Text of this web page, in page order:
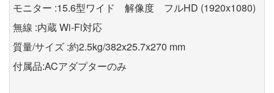
モニター :15.6型ワイド 解像度 フルHD (1920x1080)
無線 :内蔵 Wi-Fi対応
質量/サイズ :約2.5kg/382x25.7x270 mm
付属品:ACアダプターのみ